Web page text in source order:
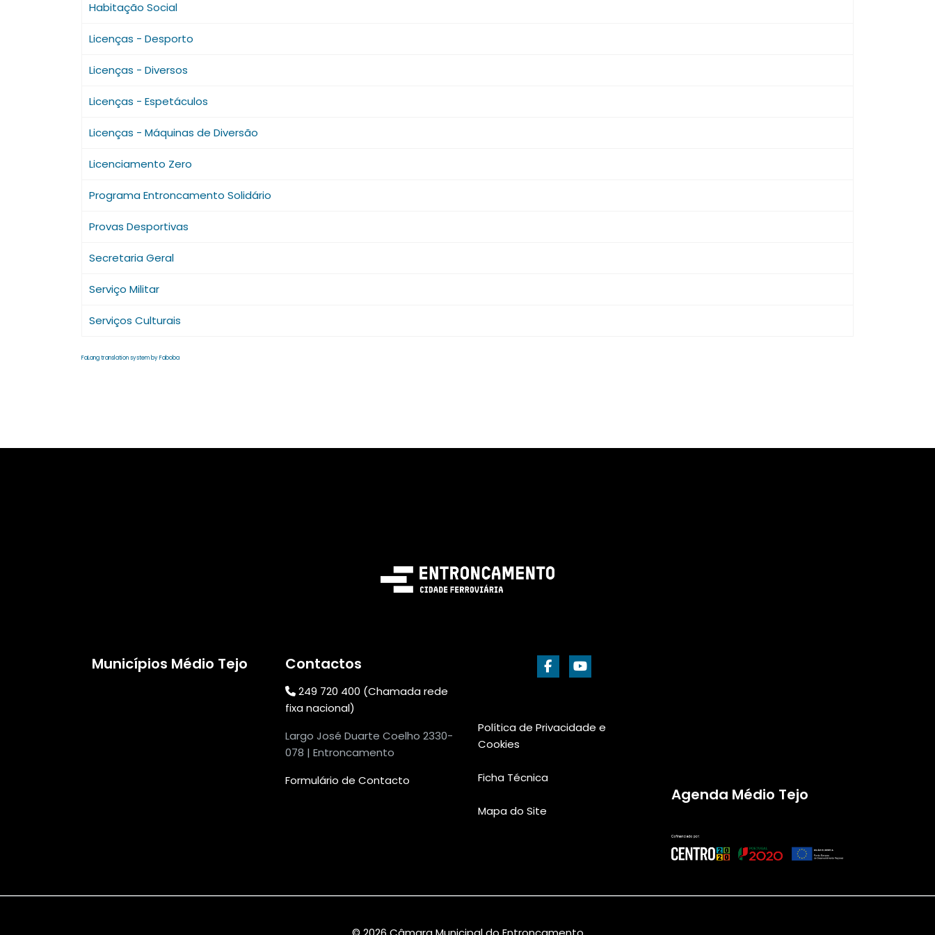
Habitação Social
Licenças - Desporto
Licenças - Diversos
Licenças - Espetáculos
Licenças - Máquinas de Diversão
Licenciamento Zero
Programa Entroncamento Solidário
Provas Desportivas
Secretaria Geral
Serviço Militar
Serviços Culturais
FaLang translation system by Faboba
Municípios Médio Tejo Contactos
249 720 400 (Chamada rede
fixa nacional)
Largo José Duarte Coelho 2330-
078 | Entroncamento
Formulário de Contacto
Política de Privacidade e
Cookies
Ficha Técnica
Mapa do Site
Agenda Médio Tejo